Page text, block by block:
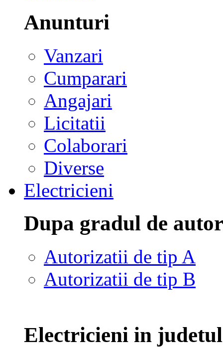
Anunturi
Vanzari
Cumparari
Angajari
Licitatii
Colaborari
Diverse
Electricieni
Dupa gradul de
Autorizatii de tip A
Autorizatii de tip B
Electricieni in